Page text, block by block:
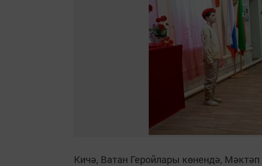
Кичә, Ватан Геройлары көнендә,